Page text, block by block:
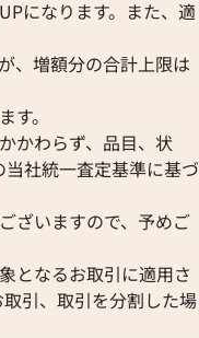
になります。また、適
、増額分の合計上限は
。
かわらず、品目、状
社統一査定基準に基づ
ざいますので、予めご
となるお取引に適用さ
引、取引を分割した場